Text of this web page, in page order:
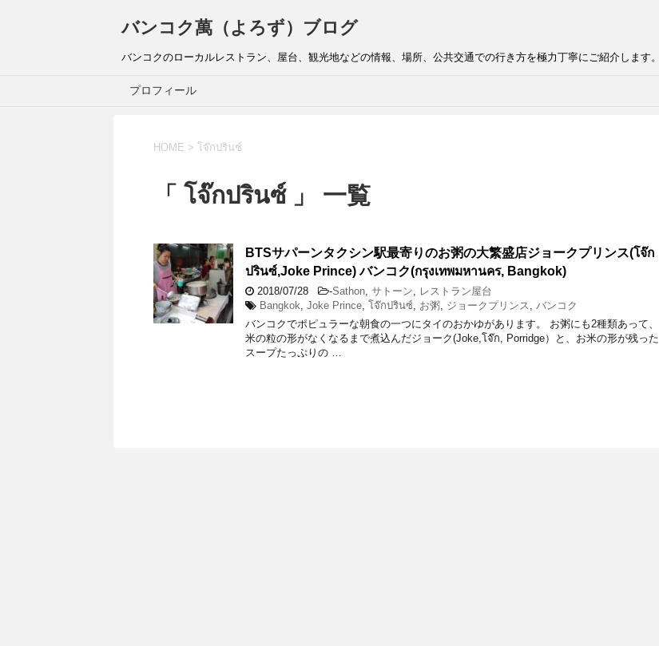
バンコク萬（よろず）ブログ
バンコクのローカルレストラン、屋台、観光地などの情報、場所、公共交通での行き方を極力丁寧にご紹介します。
プロフィール
HOME > โจ๊กปรินซ์
「 โจ๊กปรินซ์ 」 一覧
BTSサパーンタクシン駅最寄りのお粥の大繁盛店ジョークプリンス(โจ๊ก
ปรินซ์,Joke Prince) バンコク(กรุงเทพมหานคร, Bangkok)
2018/07/28 -Sathon, サトーン, レストラン屋台
Bangkok, Joke Prince, โจ๊กปรินซ์, お粥, ジョークプリンス , バンコク
バンコクでポピュラーな朝食の一つにタイのおかゆがあります。 お粥にも2種類あって、
米の粒の形がなくなるまで煮込んだジョーク(Joke,โจ๊ก, Porridge）と、お米の形が残った
スープたっぷりの …